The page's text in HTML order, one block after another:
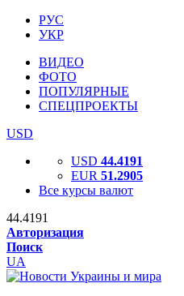
РУС
УКР
ВИДЕО
ФОТО
ПОПУЛЯРНЫЕ
СПЕЦПРОЕКТЫ
USD
USD 44.4191
EUR 51.2905
Все курсы валют
44.4191
Авторизация
Поиск
UA